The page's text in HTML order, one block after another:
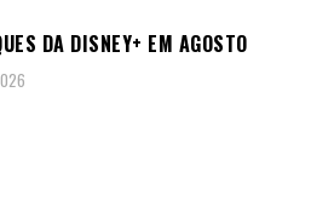
DA DISNEY+ EM AGOSTO